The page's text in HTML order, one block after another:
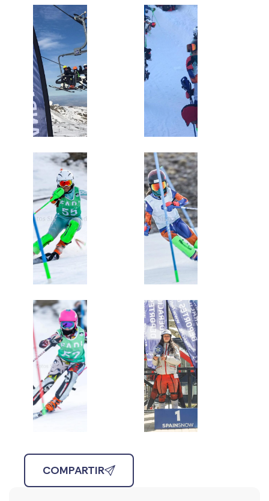
COMPARTIR